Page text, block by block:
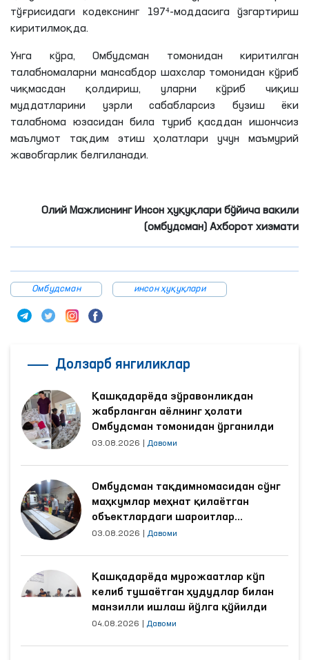
тўғрисидаги кодекснинг 197⁴-моддасига ўзгартириш
киритилмоқда.
Унга кўра, Омбудсман томонидан киритилган
талабномаларни мансабдор шахслар томонидан кўриб
чиқмасдан қолдириш, уларни кўриб чиқиш
муддатларини узрли сабабларсиз бузиш ёки
талабнома юзасидан била туриб қасддан ишончсиз
маълумот тақдим этиш ҳолатлари учун маъмурий
жавобгарлик белгиланади.
Олий Мажлиснинг Инсон ҳуқуқлари бўйича вакили
(омбудсман) Ахборот хизмати
Омбудсман инсон ҳуқуқлари
Долзарб янгиликлар
Қашқадарёда зўравонликдан
жабрланган аёлнинг ҳолати
Омбудсман томонидан ўрганилди
03.08.2026 Давоми
Омбудсман тақдимномасидан сўнг
маҳкумлар меҳнат қилаётган
объектлардаги шароитлар
яхшиланди
03.08.2026 Давоми
Қашқадарёда мурожаатлар кўп
келиб тушаётган ҳудудлар билан
манзилли ишлаш йўлга қўйилди
04.08.2026 Давоми